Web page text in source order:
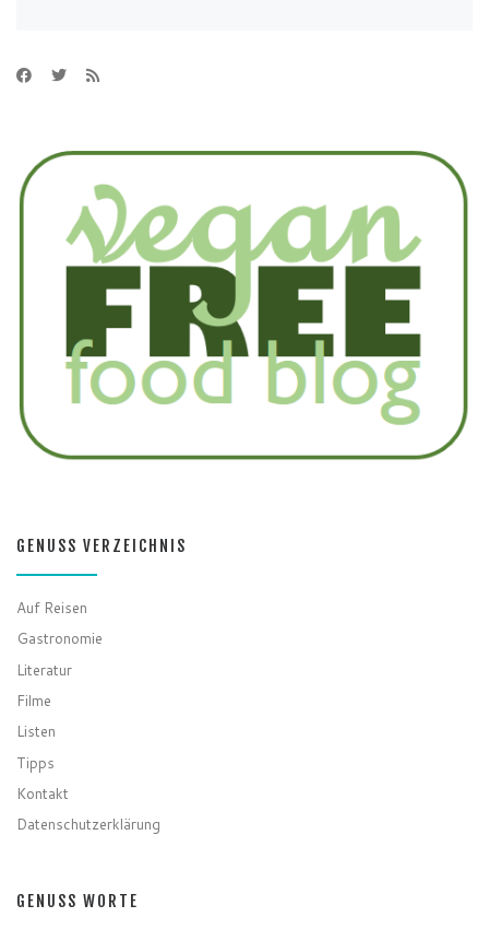
GENUSS VERZEICHNIS
Auf Reisen
Gastronomie
Literatur
Filme
Listen
Tipps
Kontakt
Datenschutzerklärung
GENUSS WORTE